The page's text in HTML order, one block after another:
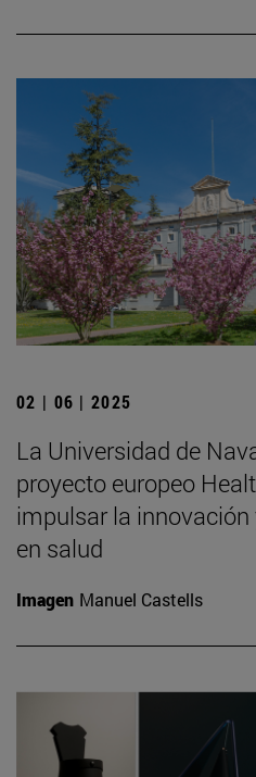
02 | 06 | 2025
La Universidad de
proyecto europeo
impulsar la
en salud
Imagen Manuel Castells